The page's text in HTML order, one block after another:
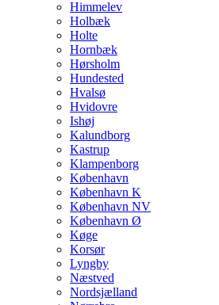
Himmelev
Holbæk
Holte
Hornbæk
Hørsholm
Hundested
Hvalsø
Hvidovre
Ishøj
Kalundborg
Kastrup
Klampenborg
København
København K
København NV
København Ø
Køge
Korsør
Lyngby
Næstved
Nordsjælland